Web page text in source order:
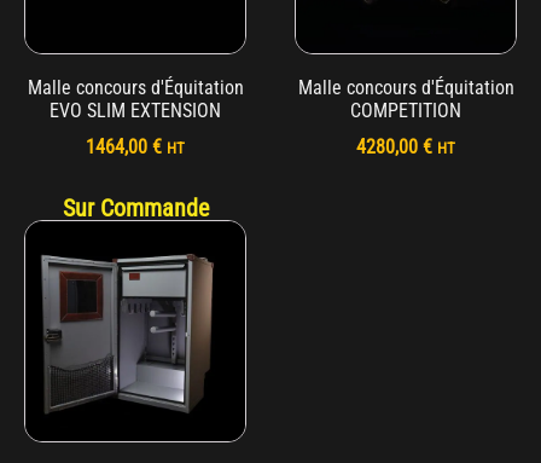
Malle concours d'Équitation
EVO SLIM EXTENSION
1464,00 € HT
Malle concours d'Équitation
COMPETITION
4280,00 € HT
Sur Commande